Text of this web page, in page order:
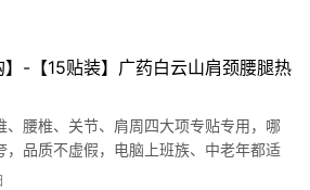
-【15贴装】广药白云山肩颈腰腿热
、腰椎、关节、肩周四大项专贴专用，哪
，品质不虚假，电脑上班族、中老年都适
下单口令：￥GpPUXCOPjih￥ 去淘宝购